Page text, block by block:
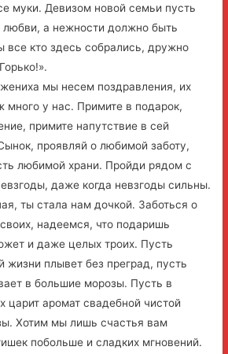
муки. Девизом новой семьи пусть
любви, а нежности должно быть
все кто здесь собрались, дружно
мы несем поздравления, их
много у нас. Примите в подарок,
примите напутствие в сей
проявляй о любимой заботу,
любимой храни. Пройди рядом с
даже когда невзгоды сильны.
ты стала нам дочкой. Заботься о
надеемся, что подаришь
и даже целых троих. Пусть
жизни плывет без преград, пусть
в большие морозы. Пусть в
царит аромат свадебной чистой
Хотим мы лишь счастья вам
побольше и сладких мгновений.